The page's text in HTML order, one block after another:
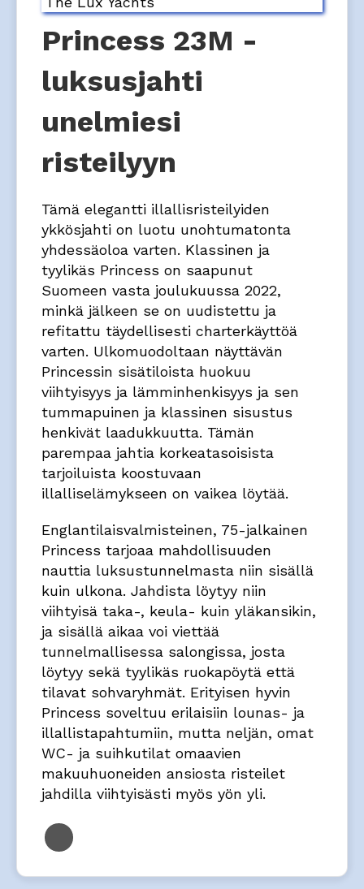
Princess 23M -
luksusjahti
unelmiesi
risteilyyn
Tämä elegantti illallisristeilyiden
ykkösjahti on luotu unohtumatonta
yhdessäoloa varten. Klassinen ja
tyylikäs Princess on saapunut
Suomeen vasta joulukuussa 2022,
minkä jälkeen se on uudistettu ja
refitattu täydellisesti charterkäyttöä
varten. Ulkomuodoltaan näyttävän
Princessin sisätiloista huokuu
viihtyisyys ja lämminhenkisyys ja sen
tummapuinen ja klassinen sisustus
henkivät laadukkuutta. Tämän
parempaa jahtia korkeatasoisista
tarjoiluista koostuvaan
illalliselämykseen on vaikea löytää.
Englantilaisvalmisteinen, 75-jalkainen
Princess tarjoaa mahdollisuuden
nauttia luksustunnelmasta niin sisällä
kuin ulkona. Jahdista löytyy niin
viihtyisä taka-, keula- kuin yläkansikin,
ja sisällä aikaa voi viettää
tunnelmallisessa salongissa, josta
löytyy sekä tyylikäs ruokapöytä että
tilavat sohvaryhmät. Erityisen hyvin
Princess soveltuu erilaisiin lounas- ja
illallistapahtumiin, mutta neljän, omat
WC- ja suihkutilat omaavien
makuuhuoneiden ansiosta risteilet
jahdilla viihtyisästi myös yön yli.